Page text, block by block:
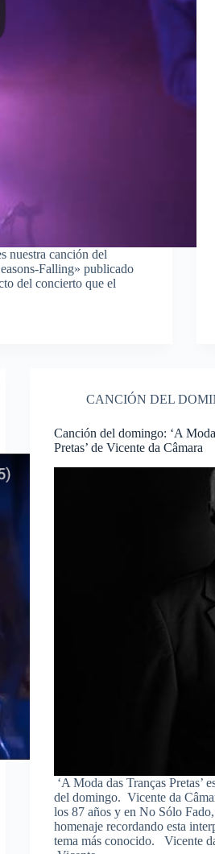
nuestra canción del
Falling» publicado
del concierto que el
CANCIÓN DEL
Canción del domingo: ‘A
Pretas’ de Vicente da Câmara
‘A Moda das Tranças Pretas’
del domingo. Vicente da
los 87 años y en No Sólo
homenaje recordando esta
tema más conocido. Vicente